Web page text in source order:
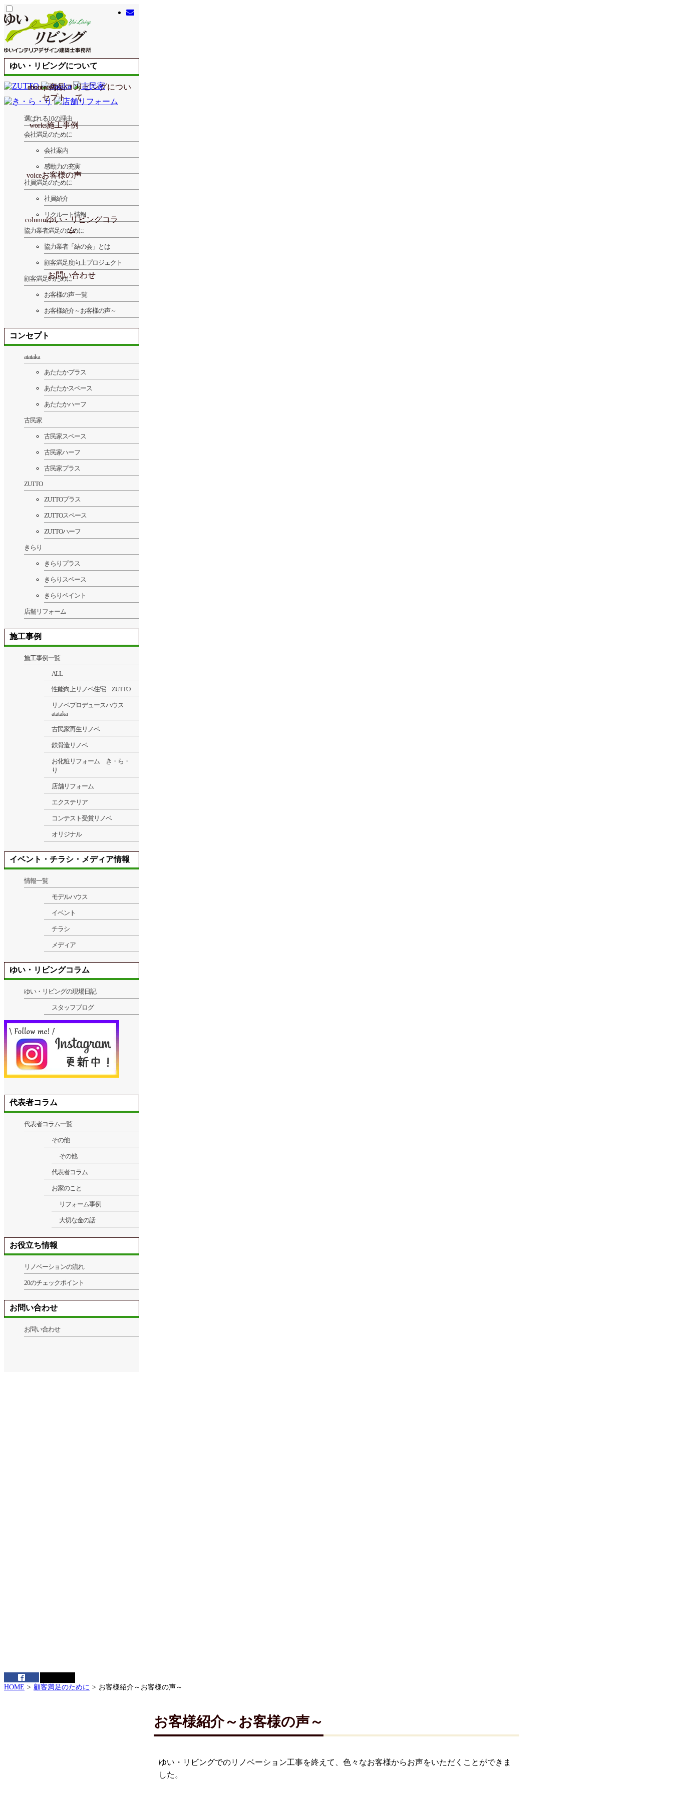
about usゆい・リビングについ
て
選ばれる10の理由
会社満足のために
社員満足のために
協力業者満足のために
顧客満足のために
concept商品コン
セプト
ZUTTO
atataka
古民家
き・ら・り
works施工事例
atataka
り
voiceお客様の声
columnゆい・リビングコラ
ム
お問い合わせ
ゆい・リビングについて
選ばれる10の理由
会社満足のために
会社案内
感動力の充実
社員満足のために
社員紹介
リクルート情報
協力業者満足のために
協力業者「結の会」とは
顧客満足度向上プロジェクト
顧客満足のために
お客様の声 一覧
お客様紹介～お客様の声～
コンセプト
atataka
あたたかプラス
あたたかスペース
あたたかハーフ
古民家
古民家スペース
古民家ハーフ
古民家プラス
ZUTTO
ZUTTOプラス
ZUTTOスペース
ZUTTOハーフ
きらり
きらりプラス
きらりスペース
きらりペイント
店舗リフォーム
施工事例
施工事例一覧
ALL
性能向上リノベ住宅 ZUTTO
リノベプロデュースハウス
atataka
古民家再生リノベ
鉄骨造リノベ
お化粧リフォーム き・ら・
り
店舗リフォーム
エクステリア
コンテスト受賞リノベ
オリジナル
イベント・チラシ・メディア情報
情報一覧
モデルハウス
イベント
チラシ
メディア
ゆい・リビングコラム
ゆい・リビングの現場日記
スタッフブログ
代表者コラム
代表者コラム一覧
その他
その他
代表者コラム
お家のこと
リフォーム事例
大切な金の話
お役立ち情報
リノベーションの流れ
20のチェックポイント
お問い合わせ
お問い合わせ
HOME 顧客満足のために お客様紹介～お客様の声～
お客様紹介～お客様の声～
ゆい・リビングでのリノベーション工事を終えて、色々なお客様からお声をいただくことができま
した。